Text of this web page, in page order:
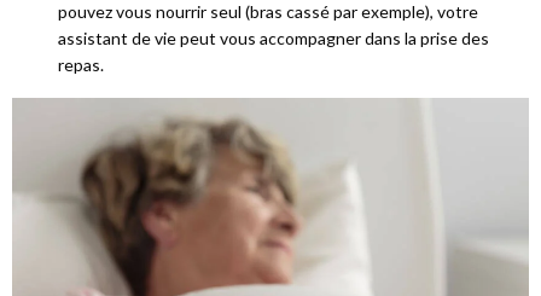
pouvez vous nourrir seul (bras cassé par exemple), votre
assistant de vie peut vous accompagner dans la prise des
repas.